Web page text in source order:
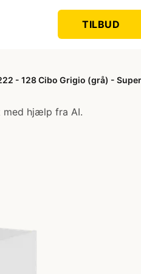
TILBUD
- 128 Cibo Grigio (grå) -
med hjælp fra AI.